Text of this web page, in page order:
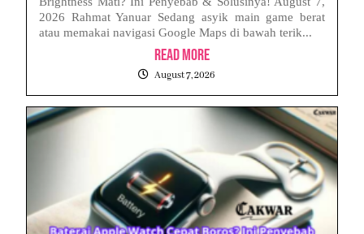
2026 Rahmat Yanuar Sedang asyik main game berat
atau memakai navigasi Google Maps di bawah terik...
Read More
August 7, 2026